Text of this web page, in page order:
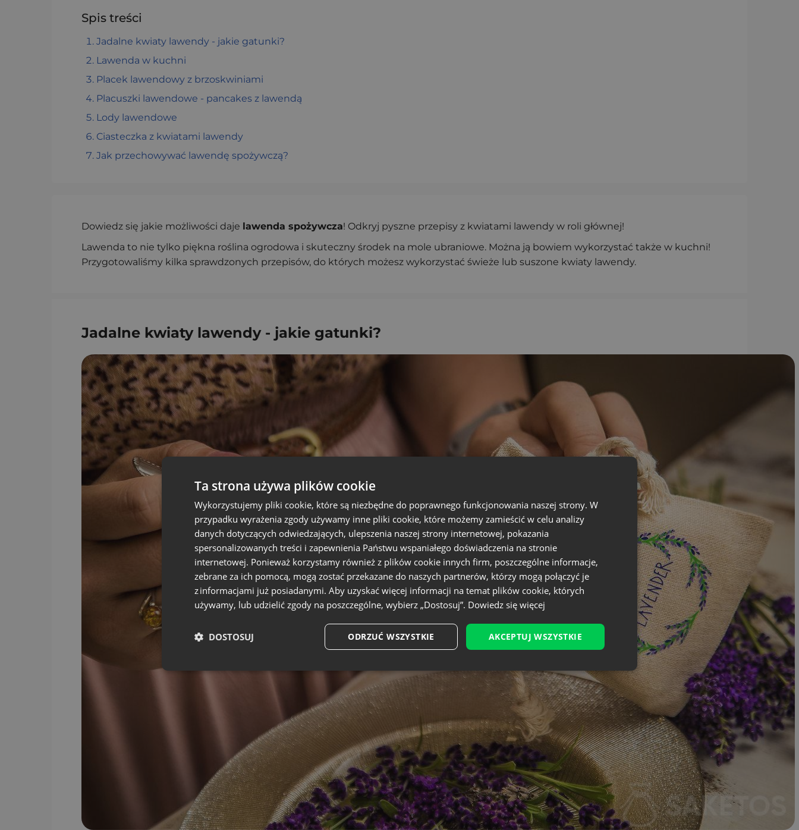
Spis treści
Jadalne kwiaty lawendy - jakie gatunki?
Lawenda w kuchni
Placek lawendowy z brzoskwiniami
Placuszki lawendowe - pancakes z lawendą
Lody lawendowe
Ciasteczka z kwiatami lawendy
Jak przechowywać lawendę spożywczą?
Dowiedz się jakie możliwości daje lawenda spożywcza! Odkryj pyszne przepisy z kwiatami lawendy w roli głównej!
Lawenda to nie tylko piękna roślina ogrodowa i skuteczny środek na mole ubraniowe. Można ją bowiem wykorzystać także w kuchni!
Przygotowaliśmy kilka sprawdzonych przepisów, do których możesz wykorzystać świeże lub suszone kwiaty lawendy.
Jadalne kwiaty lawendy - jakie gatunki?
Ta strona używa plików cookie
Wykorzystujemy pliki cookie, które są niezbędne do poprawnego funkcjonowania naszej strony. W
przypadku wyrażenia zgody używamy inne pliki cookie, które możemy zamieścić w celu analizy
danych dotyczących odwiedzających, ulepszenia naszej strony internetowej, pokazania
spersonalizowanych treści i zapewnienia Państwu wspaniałego doświadczenia na stronie
internetowej. Ponieważ korzystamy również z plików cookie innych firm, poszczególne informacje,
zebrane za ich pomocą, mogą zostać przekazane do naszych partnerów, którzy mogą połączyć je
z informacjami już posiadanymi. Aby uzyskać więcej informacji na temat plików cookie, których
używamy, lub udzielić zgody na poszczególne, wybierz „Dostosuj”. Dowiedz się więcej
AKCEPTUJ WSZYSTKIE
ODRZUĆ WSZYSTKIE
DOSTOSUJ